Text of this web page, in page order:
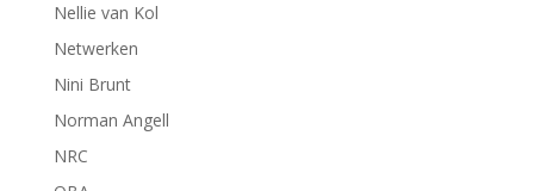
Nellie van Kol
Netwerken
Nini Brunt
Norman Angell
NRC